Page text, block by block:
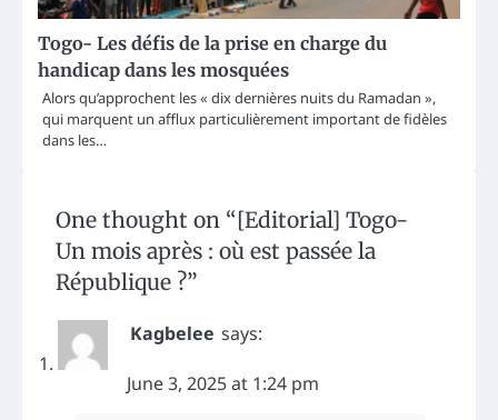
Togo- Les défis de la prise en charge du
handicap dans les mosquées
Alors qu’approchent les « dix dernières nuits du Ramadan »,
qui marquent un afflux particulièrement important de fidèles
dans les…
One thought on “[Editorial] Togo-
Un mois après : où est passée la
République ?”
Kagbelee says:
June 3, 2025 at 1:24 pm